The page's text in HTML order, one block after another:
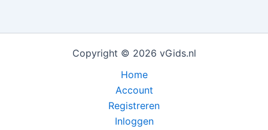
Copyright © 2026 vGids.nl
Home
Account
Registreren
Inloggen